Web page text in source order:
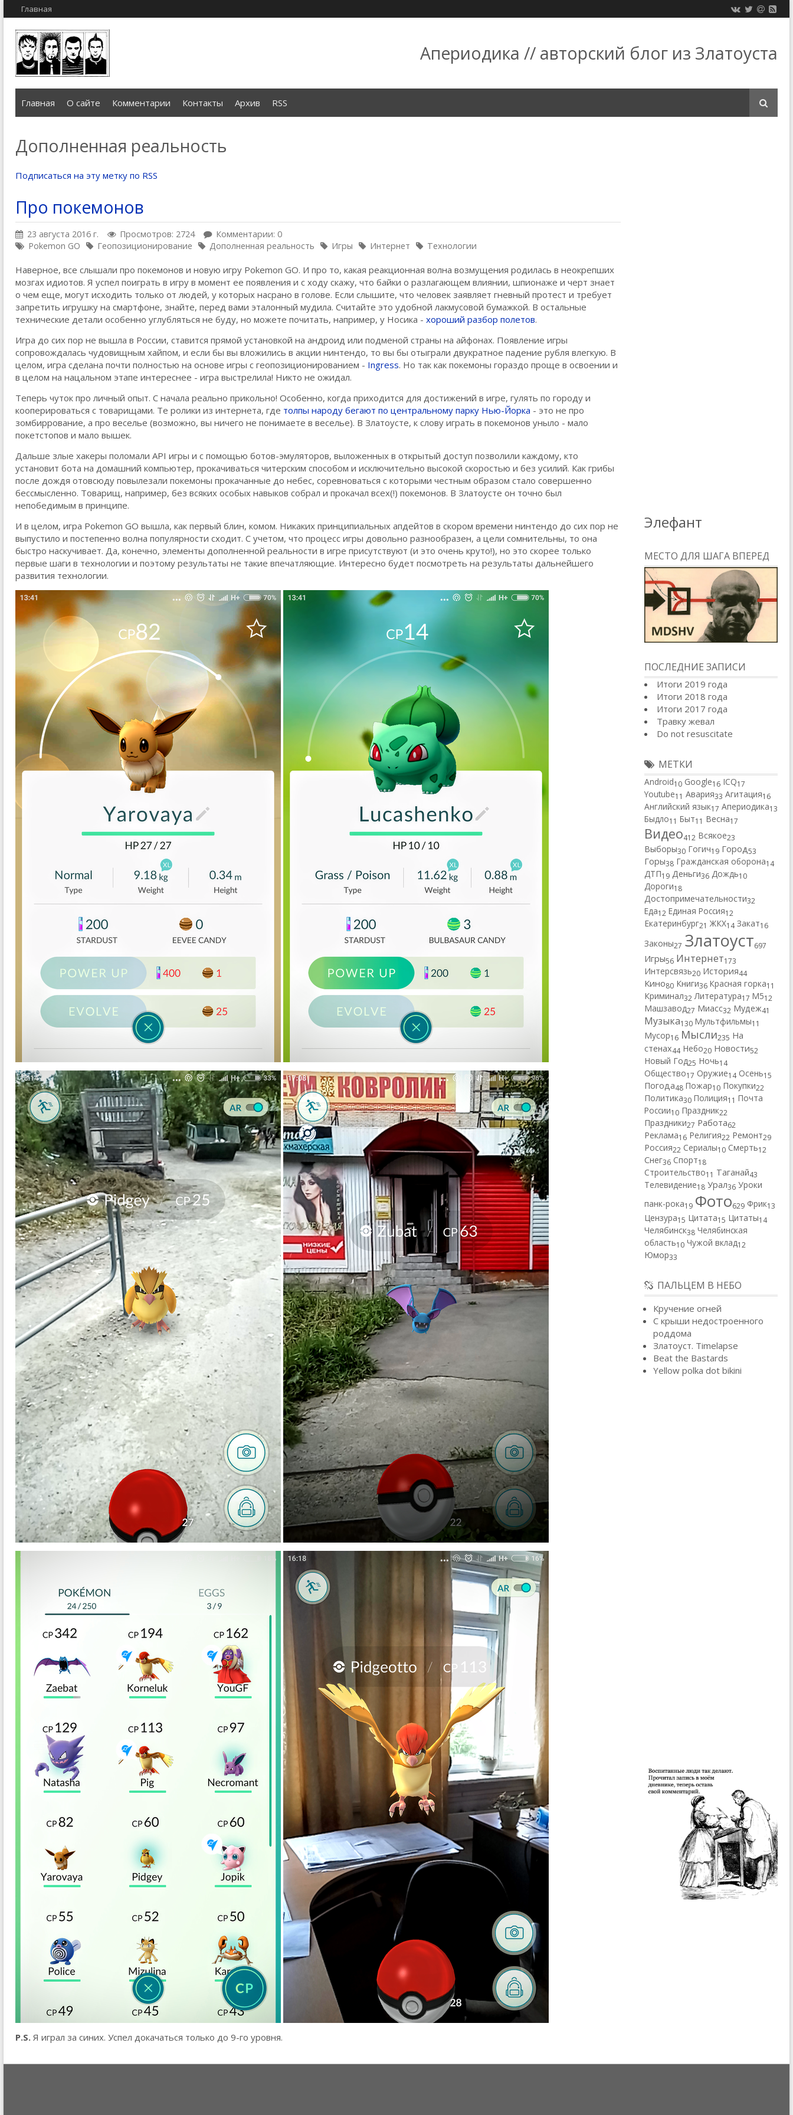
Главная
Апериодика // авторский блог из Златоуста
Главная О сайте Комментарии Контакты Архив RSS
Дополненная реальность
Подписаться на эту метку по RSS
Про покемонов
23 августа 2016 г. Просмотров: 2724
Комментарии: 0
Pokemon GO
Геопозиционирование Дополненная реальность Игры Интернет Технологии
Наверное, все слышали про покемонов и новую игру Pokemon GO. И про то, какая реакционная волна возмущения родилась в неокрепших
мозгах идиотов. Я успел поиграть в игру в момент ее появления и с ходу скажу, что байки о разлагающем влиянии, шпионаже и черт знает
о чем еще, могут исходить только от людей, у которых насрано в голове. Если слышите, что человек заявляет гневный протест и требует
запретить игрушку на смартфоне, знайте, перед вами эталонный мудила. Считайте это удобной лакмусовой бумажкой. В остальные
технические детали особенно углубляться не буду, но можете почитать, например, у Носика - хороший разбор полетов.
Игра до сих пор не вышла в России, ставится прямой установкой на андроид или подменой страны на айфонах. Появление игры
сопровождалась чудовищным хайпом, и если бы вы вложились в акции нинтендо, то вы бы отыграли двукратное падение рубля влегкую. В
целом, игра сделана почти полностью на основе игры с геопозиционированием - Ingress. Но так как покемоны гораздо проще в освоении и
в целом на нацальном этапе интереснее - игра выстрелила! Никто не ожидал.
Теперь чуток про личный опыт. С начала реально прикольно! Особенно, когда приходится для достижений в игре, гулять по городу и
кооперироваться с товарищами. Те ролики из интернета, где толпы народу бегают по центральному парку Нью-Йорка - это не про
зомбиррование, а про веселье (возможно, вы ничего не понимаете в веселье). В Златоусте, к слову играть в покемонов уныло - мало
покетстопов и мало вышек.
Дальше злые хакеры поломали API игры и с помощью ботов-эмуляторов, выложенных в открытый доступ позволили каждому, кто
установит бота на домашний компьютер, прокачиваться читерским способом и исключительно высокой скоростью и без усилий. Как грибы
после дождя отовсюду повылезали покемоны прокачанные до небес, соревноваться с которыми честным образом стало совершенно
бессмысленно. Товарищ, например, без всяких особых навыков собрал и прокачал всех(!) покемонов. В Златоусте он точно был
непобедимым в принципе.
И в целом, игра Pokemon GO вышла, как первый блин, комом. Никаких принципиальных апдейтов в скором времени нинтендо до сих пор не
выпустило и постепенно волна популярности сходит. С учетом, что процесс игры довольно разнообразен, а цели сомнительны, то она
быстро наскучивает. Да, конечно, элементы дополненной реальности в игре присутствуют (и это очень круто!), но это скорее только
первые шаги в технологии и поэтому результаты не такие впечатляющие. Интересно будет посмотреть на результаты дальнейшего
развития технологии.
P.S. Я играл за синих. Успел докачаться только до 9-го уровня.
Элефант
МЕСТО ДЛЯ ШАГА ВПЕРЕД
ПОСЛЕДНИЕ ЗАПИСИ
Итоги 2019 года
Итоги 2018 года
Итоги 2017 года
Травку жевал
Do not resuscitate
МЕТКИ
Android10 Google16 ICQ17
Youtube11 Авария33 Агитация16
Английский язык17 Апериодика13
Быдло11 Быт11 Весна17
Видео412 Всякое23
Выборы30 Гогич19 Город53
Горы38 Гражданская оборона14
ДТП19 Деньги36 Дождь10
Дороги18
Достопримечательности32
Еда12 Единая Россия12
Екатеринбург21 ЖКХ14 Закат16
Законы27 Златоуст697
Игры56 Интернет173
Интерсвязь20 История44
Кино80 Книги36 Красная горка11
Криминал32 Литература17 М512
Машзавод27 Миасс32 Мудеж41
Музыка130 Мультфильмы11
Мусор16 Мысли235 На
стенах44 Небо20 Новости52
Новый Год25 Ночь14
Общество17 Оружие14 Осень15
Погода48 Пожар10 Покупки22
Политика30 Полиция11 Почта
России10 Праздник22
Праздники27 Работа62
Реклама16 Религия22 Ремонт29
Россия22 Сериалы10 Смерть12
Снег36 Спорт18
Строительство11 Таганай43
Телевидение18 Урал36 Уроки
панк-рока19 Фото629 Фрик13
Цензура15 Цитата15 Цитаты14
Челябинск38 Челябинская
область10 Чужой вклад12
Юмор33
ПАЛЬЦЕМ В НЕБО
Кручение огней
С крыши недостроенного
роддома
Златоуст. Timelapse
Beat the Bastards
Yellow polka dot bikini